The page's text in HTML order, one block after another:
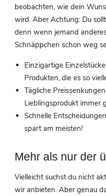
beobachten, wie dein
wird. Aber Achtung: Du
denn wenn jemand
Schnäppchen schon weg
Einzigartige
Produkten, die es so
Tägliche
Lieblingsprodukt immer
Schnelle
spart am meisten!
Mehr als nur der
Vielleicht suchst du nicht
wir anbieten. Aber genau